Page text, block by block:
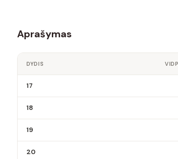
Aprašymas
DYDIS
17
18
19
20